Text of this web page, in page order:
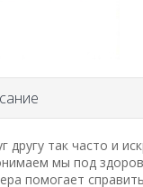
другу так часто и
мы под
помогает